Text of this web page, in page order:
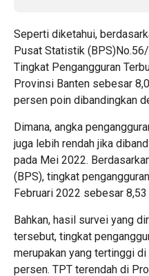
Seperti diketahui,
Pusat Statistik
Tingkat Pengangguran
Provinsi Banten sebesar
persen poin dibandingkan
Dimana, angka
juga lebih rendah jika
pada Mei 2022.
(BPS), tingkat
Februari 2022 sebesar
Bahkan, hasil survei yang
tersebut, tingkat
merupakan yang tertinggi
persen. TPT terendah di